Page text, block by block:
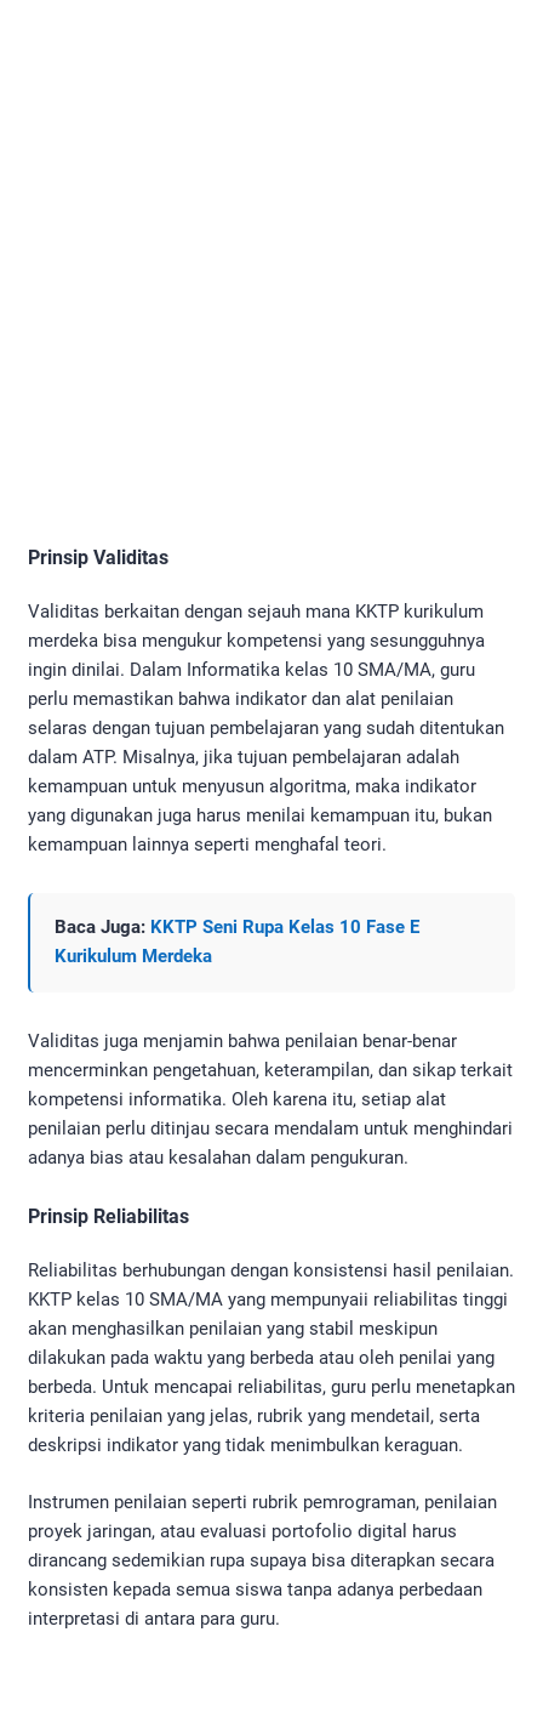
Prinsip Validitas
Validitas berkaitan dengan sejauh mana KKTP kurikulum
merdeka bisa mengukur kompetensi yang sesungguhnya
ingin dinilai. Dalam Informatika kelas 10 SMA/MA, guru
perlu memastikan bahwa indikator dan alat penilaian
selaras dengan tujuan pembelajaran yang sudah ditentukan
dalam ATP. Misalnya, jika tujuan pembelajaran adalah
kemampuan untuk menyusun algoritma, maka indikator
yang digunakan juga harus menilai kemampuan itu, bukan
kemampuan lainnya seperti menghafal teori.
Baca Juga: KKTP Seni Rupa Kelas 10 Fase E
Kurikulum Merdeka
Validitas juga menjamin bahwa penilaian benar-benar
mencerminkan pengetahuan, keterampilan, dan sikap terkait
kompetensi informatika. Oleh karena itu, setiap alat
penilaian perlu ditinjau secara mendalam untuk menghindari
adanya bias atau kesalahan dalam pengukuran.
Prinsip Reliabilitas
Reliabilitas berhubungan dengan konsistensi hasil penilaian.
KKTP kelas 10 SMA/MA yang mempunyaii reliabilitas tinggi
akan menghasilkan penilaian yang stabil meskipun
dilakukan pada waktu yang berbeda atau oleh penilai yang
berbeda. Untuk mencapai reliabilitas, guru perlu menetapkan
kriteria penilaian yang jelas, rubrik yang mendetail, serta
deskripsi indikator yang tidak menimbulkan keraguan.
Instrumen penilaian seperti rubrik pemrograman, penilaian
proyek jaringan, atau evaluasi portofolio digital harus
dirancang sedemikian rupa supaya bisa diterapkan secara
konsisten kepada semua siswa tanpa adanya perbedaan
interpretasi di antara para guru.